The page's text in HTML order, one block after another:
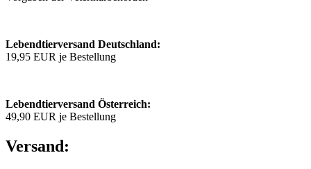
Lebendtierversand Deutschland:
19,95 EUR je Bestellung
Lebendtierversand Österreich:
49,90 EUR je Bestellung
Versand: